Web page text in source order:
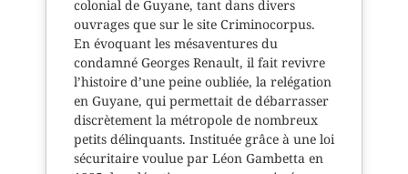
colonial de Guyane, tant dans divers
ouvrages que sur le site Criminocorpus.
En évoquant les mésaventures du
condamné Georges Renault, il fait revivre
l’histoire d’une peine oubliée, la relégation
en Guyane, qui permettait de débarrasser
discrètement la métropole de nombreux
petits délinquants. Instituée grâce à une loi
sécuritaire voulue par Léon Gambetta en